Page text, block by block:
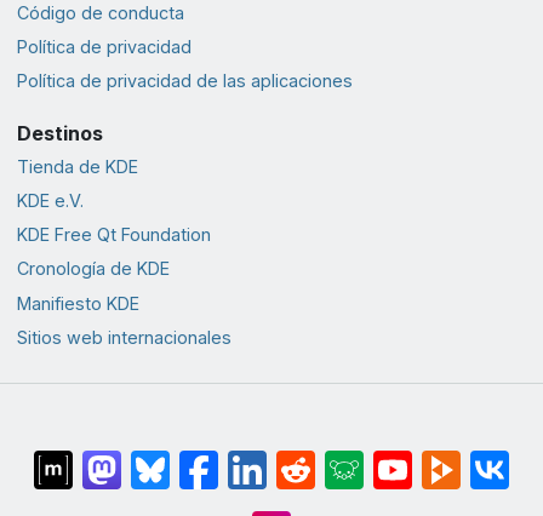
Código de conducta
Política de privacidad
Política de privacidad de las aplicaciones
Destinos
Tienda de KDE
KDE e.V.
KDE Free Qt Foundation
Cronología de KDE
Manifiesto KDE
Sitios web internacionales